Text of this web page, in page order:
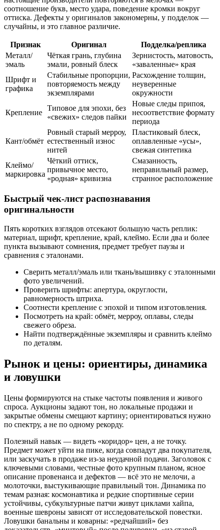
соотношение букв, место удара, поведение кромки вокруг
оттиска. Дефекты у оригиналов закономерны, у подделок —
случайны, и это главное различие.
Признак Оригинал
Подделка/реплика
Металл/
эмаль
Чёткая грань, глубина
эмали, ровный блеск
Зернистость, матовость,
«заваленные» края
Шрифт и
графика
Стабильные пропорции,
повторяемость между
экземплярами
Расхождение толщин,
неуверенные
окружности
Крепление
Типовое для эпохи, без
«свежих» следов пайки
Новые следы припоя,
несоответствие формату
периода
Кант/обмёт
Ровный старый мерроу,
естественный износ
нитей
Пластиковый блеск,
оплавленные «усы»,
свежая синтетика
Клеймо/
маркировка
Чёткий оттиск,
привычное место,
«родная» кривизна
Смазанность,
неправильный размер,
странное расположение
Быстрый чек-лист распознавания
оригинальности
Пять коротких взглядов отсекают большую часть реплик:
материал, шрифт, крепление, край, клеймо. Если два и более
пункта вызывают сомнения, предмет требует паузы и
сравнения с эталонами.
Сверить металл/эмаль или ткань/вышивку с эталонными
фото увеличений.
Проверить шрифты: апертура, округлости,
равномерность штриха.
Соотнести крепление с эпохой и типом изготовления.
Посмотреть на край: обмёт, мерроу, оплавы, следы
свежего обреза.
Найти подтверждённые экземпляры и сравнить клеймо
по деталям.
Рынок и цены: ориентиры, динамика
и ловушки
Цены формируются на стыке частоты появления и живого
спроса. Аукционы задают тон, но локальные продажи и
закрытые обмены смещают картину; ориентироваться нужно
по спектру, а не по одному рекорду.
Полезный навык — видеть «коридор» цен, а не точку.
Предмет может уйти на пике, когда совпадут два покупателя,
или заскучать в продаже из‑за неудачной подачи. Заголовок с
ключевыми словами, честные фото крупным планом, ясное
описание провенанса и дефектов — всё это не мелочи, а
молоточки, выстукивающие правильный тон. Динамика по
темам разная: космонавтика и редкие спортивные серии
устойчивы, субкультурные патчи живут циклами хайпа,
военные шевроны зависят от исследовательской повестки.
Ловушки банальны и коварны: «редчайший» без